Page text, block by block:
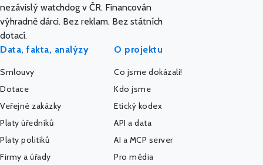
nezávislý watchdog v ČR. Financován
výhradně dárci. Bez reklam. Bez státních
dotací.
Data, fakta, analýzy
Smlouvy
Dotace
Veřejné zakázky
Platy úředníků
Platy politiků
Firmy a úřady
O projektu
Co jsme dokázali!
Kdo jsme
Etický kodex
API a data
AI a MCP server
Pro média